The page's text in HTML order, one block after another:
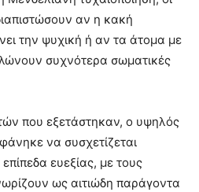
αν η κακή
την ψυχική ή αν τα άτομα με
συχνότερα σωματικές
που εξετάστηκαν, ο υψηλός
να συσχετίζεται
ευεξίας, με τους
ως αιτιώδη παράγοντα